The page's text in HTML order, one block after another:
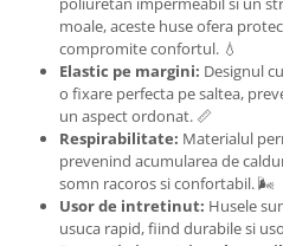
moale, aceste huse ofera
compromite confortul. 💧
Elastic pe margini: Designul
o fixare perfecta pe saltea,
un aspect ordonat. 📏
Respirabilitate: Materialul
prevenind acumularea de
somn racoros si confortabil. 🌬️
Usor de intretinut: Husele
usuca rapid, fiind durabile si